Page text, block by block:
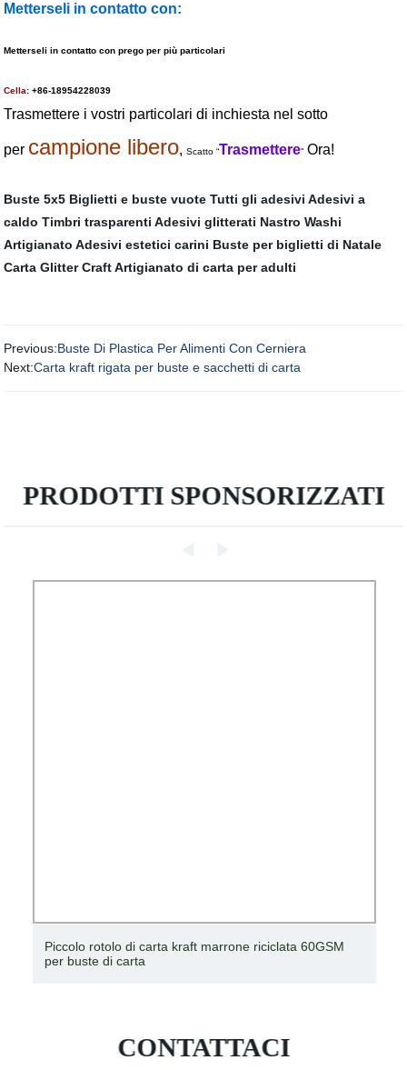
Metterseli in contatto con:
Metterseli in contatto con prego per più particolari
Cella: +86-18954228039
Trasmettere i vostri particolari di inchiesta nel sotto
per campione libero,Scatto “Trasmettere" Ora!
Buste 5x5 Biglietti e buste vuote Tutti gli adesivi Adesivi a
caldo Timbri trasparenti Adesivi glitterati Nastro Washi
Artigianato Adesivi estetici carini Buste per biglietti di Natale
Carta Glitter Craft Artigianato di carta per adulti
Previous:Buste Di Plastica Per Alimenti Con Cerniera
Next:Carta kraft rigata per buste e sacchetti di carta
PRODOTTI SPONSORIZZATI
Piccolo rotolo di carta kraft marrone riciclata 60GSM
per buste di carta
CONTATTACI